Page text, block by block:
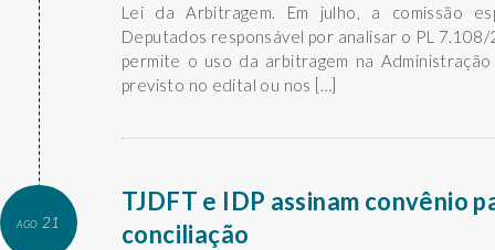
Lei da Arbitragem. Em julho, a comissão
Deputados responsável por analisar o PL
permite o uso da arbitragem na
previsto no edital ou nos […]
ago 21
TJDFT e IDP assinam convênio
conciliação